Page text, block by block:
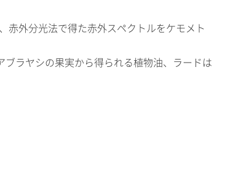
赤外分光法で得た赤外スペクトルをケモメト
ブラヤシの果実から得られる植物油、ラードは